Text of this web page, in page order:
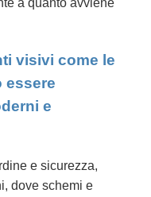
a quanto avviene
visivi come le
essere
e
e sicurezza,
dove schemi e